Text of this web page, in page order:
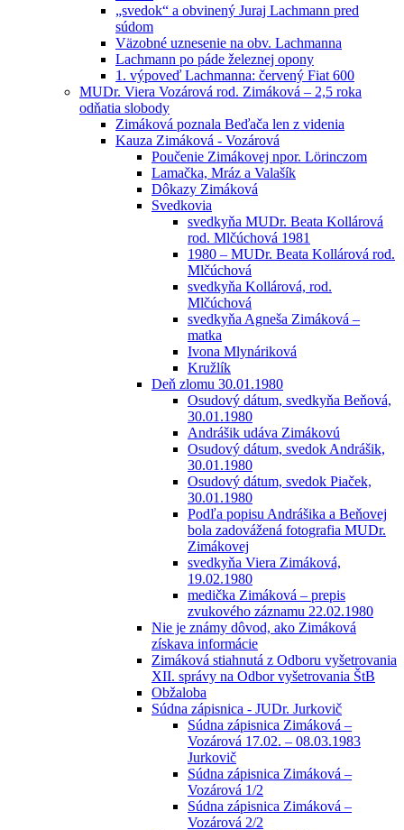
„svedok“ a obvinený Juraj Lachmann pred
súdom
Väzobné uznesenie na obv. Lachmanna
Lachmann po páde železnej opony
1. výpoveď Lachmanna: červený Fiat 600
MUDr. Viera Vozárová rod. Zimáková – 2,5 roka
odňatia slobody
Zimáková poznala Beďača len z videnia
Kauza Zimáková - Vozárová
Poučenie Zimákovej npor. Lörinczom
Lamačka, Mráz a Valašík
Dôkazy Zimáková
Svedkovia
svedkyňa MUDr. Beata Kollárová
rod. Mlčúchová 1981
1980 – MUDr. Beata Kollárová rod.
Mlčúchová
svedkyňa Kollárová, rod.
Mlčúchová
svedkyňa Agneša Zimáková –
matka
Ivona Mlynáriková
Kružlík
Deň zlomu 30.01.1980
Osudový dátum, svedkyňa Beňová,
30.01.1980
Andrášik udáva Zimákovú
Osudový dátum, svedok Andrášik,
30.01.1980
Osudový dátum, svedok Piaček,
30.01.1980
Podľa popisu Andrášika a Beňovej
bola zadovážená fotografia MUDr.
Zimákovej
svedkyňa Viera Zimáková,
19.02.1980
medička Zimáková – prepis
zvukového záznamu 22.02.1980
Nie je známy dôvod, ako Zimáková
získava informácie
Zimáková stiahnutá z Odboru vyšetrovania
XII. správy na Odbor vyšetrovania ŠtB
Obžaloba
Súdna zápisnica - JUDr. Jurkovič
Súdna zápisnica Zimáková –
Vozárová 17.02. – 08.03.1983
Jurkovič
Súdna zápisnica Zimáková –
Vozárová 1/2
Súdna zápisnica Zimáková –
Vozárová 2/2